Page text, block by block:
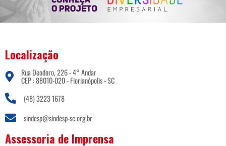
Localização
Rua Deodoro, 226 - 4° Andar
CEP : 88010-020 - Florianópolis - SC
(48) 3223 1678
sindesp@sindesp-sc.org.br
Assessoria de Imprensa